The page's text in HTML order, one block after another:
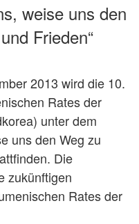
weise uns den
Frieden“
2013 wird die 10.
Rates der
unter dem
uns den Weg zu
Die
zukünftigen
Rates der